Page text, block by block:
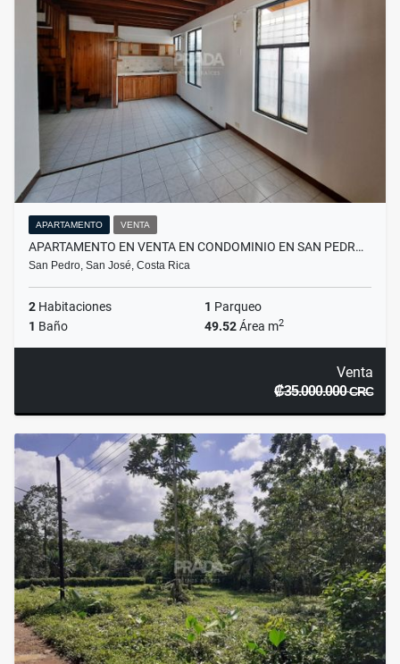
APARTAMENTO VENTA
APARTAMENTO EN VENTA EN CONDOMINIO EN SAN PEDR…
San Pedro, San José, Costa Rica
2 Habitaciones 1 Parqueo
1 Baño 49.52Área m2
Venta
₡35.000.000CRC